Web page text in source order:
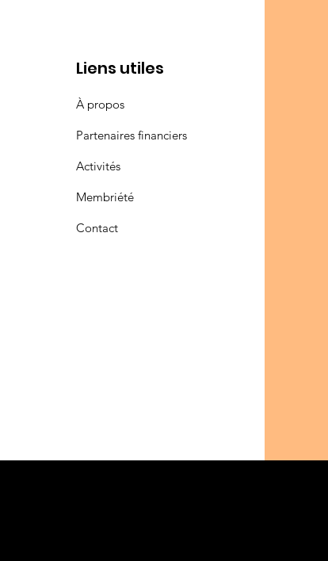
Liens utiles
À propos
Partenaires financiers
Activités
Membriété
Contact